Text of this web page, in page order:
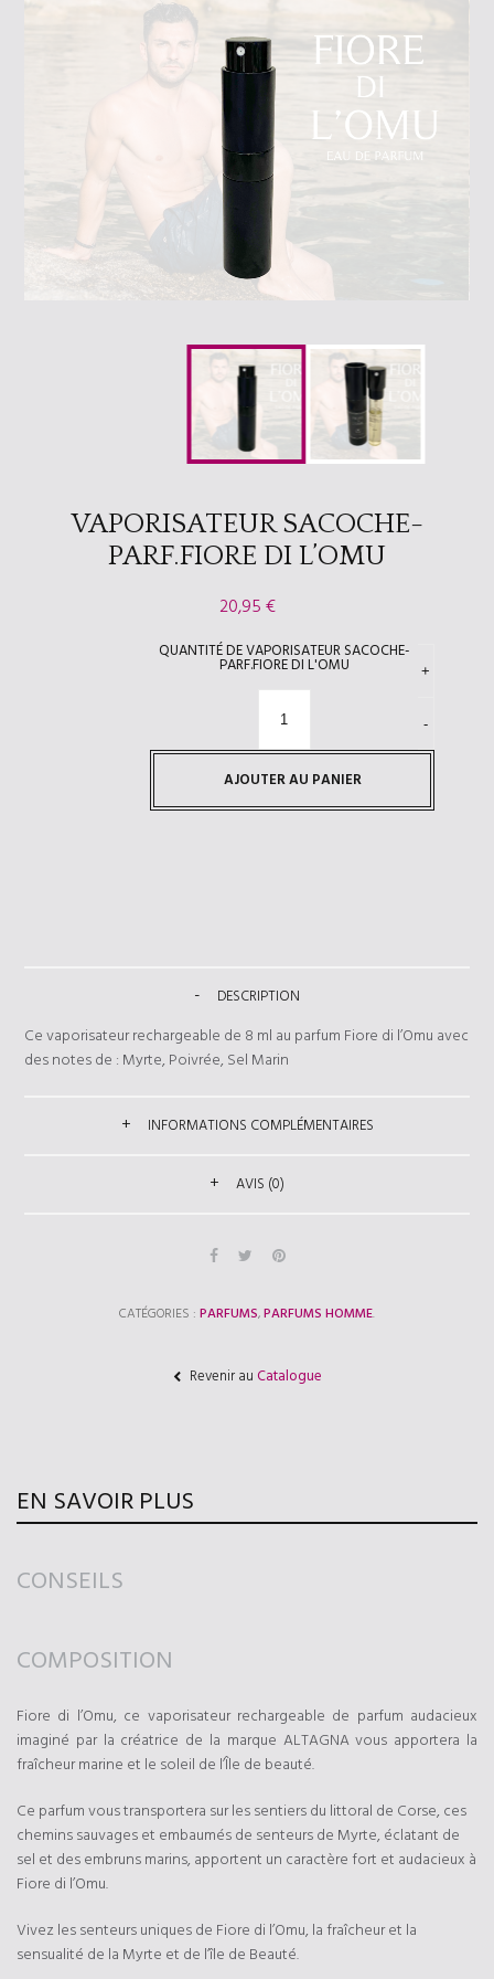
VAPORISATEUR SACOCHE-
PARF.FIORE DI L’OMU
20,95€
QUANTITÉ DE VAPORISATEUR SACOCHE-
PARF.FIORE DI L'OMU
AJOUTER AU PANIER
DESCRIPTION
Ce vaporisateur rechargeable de 8 ml au parfum Fiore di l’Omu avec
des notes de : Myrte, Poivrée, Sel Marin
INFORMATIONS COMPLÉMENTAIRES
AVIS (0)
CATÉGORIES :PARFUMS,PARFUMS HOMME.
Revenir auCatalogue
EN SAVOIR PLUS
CONSEILS
COMPOSITION
Fiore di l’Omu, ce vaporisateur rechargeable de parfum audacieux
imaginé par la créatrice de la marque ALTAGNA vous apportera la
fraîcheur marine et le soleil de l’Île de beauté.
Ce parfum vous transportera sur les sentiers du littoral de Corse, ces
chemins sauvages et embaumés de senteurs de Myrte, éclatant de
sel et des embruns marins, apportent un caractère fort et audacieux à
Fiore di l’Omu.
Vivez les senteurs uniques de Fiore di l’Omu, la fraîcheur et la
sensualité de la Myrte et de l’île de Beauté.